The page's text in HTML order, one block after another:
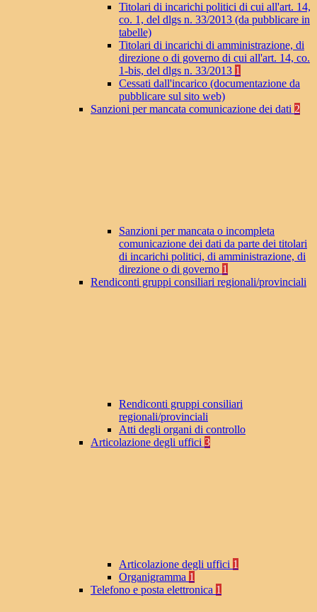
Titolari di incarichi politici di cui all'art. 14,
co. 1, del dlgs n. 33/2013 (da pubblicare in
tabelle)
Titolari di incarichi di amministrazione, di
direzione o di governo di cui all'art. 14, co.
1-bis, del dlgs n. 33/2013 1
Cessati dall'incarico (documentazione da
pubblicare sul sito web)
Sanzioni per mancata comunicazione dei dati 2
Sanzioni per mancata o incompleta
comunicazione dei dati da parte dei titolari
di incarichi politici, di amministrazione, di
direzione o di governo 1
Rendiconti gruppi consiliari regionali/provinciali
Rendiconti gruppi consiliari
regionali/provinciali
Atti degli organi di controllo
Articolazione degli uffici 3
Articolazione degli uffici 1
Organigramma 1
Telefono e posta elettronica 1